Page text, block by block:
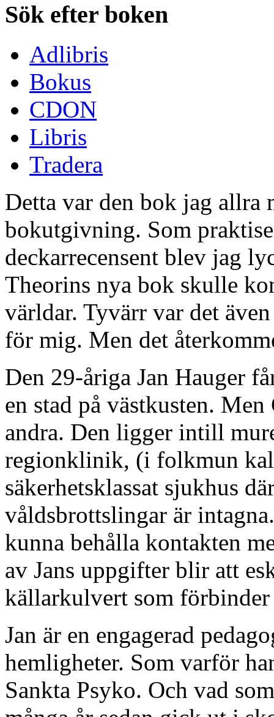
Sök efter boken
Adlibris
Bokus
CDON
Libris
Tradera
Detta var den bok jag allra
bokutgivning. Som
deckarrecensent blev jag
Theorins nya bok skulle
världar. Tyvärr var det
för mig. Men det
Den 29-åriga Jan Hauger
en stad på västkusten.
andra. Den ligger intill
regionklinik, (i folkmun
säkerhetsklassat sjukhus
våldsbrottslingar är
kunna behålla kontakten
av Jans uppgifter blir att
källarkulvert som
Jan är en engagerad
hemligheter. Som varför
Sankta Psyko. Och vad